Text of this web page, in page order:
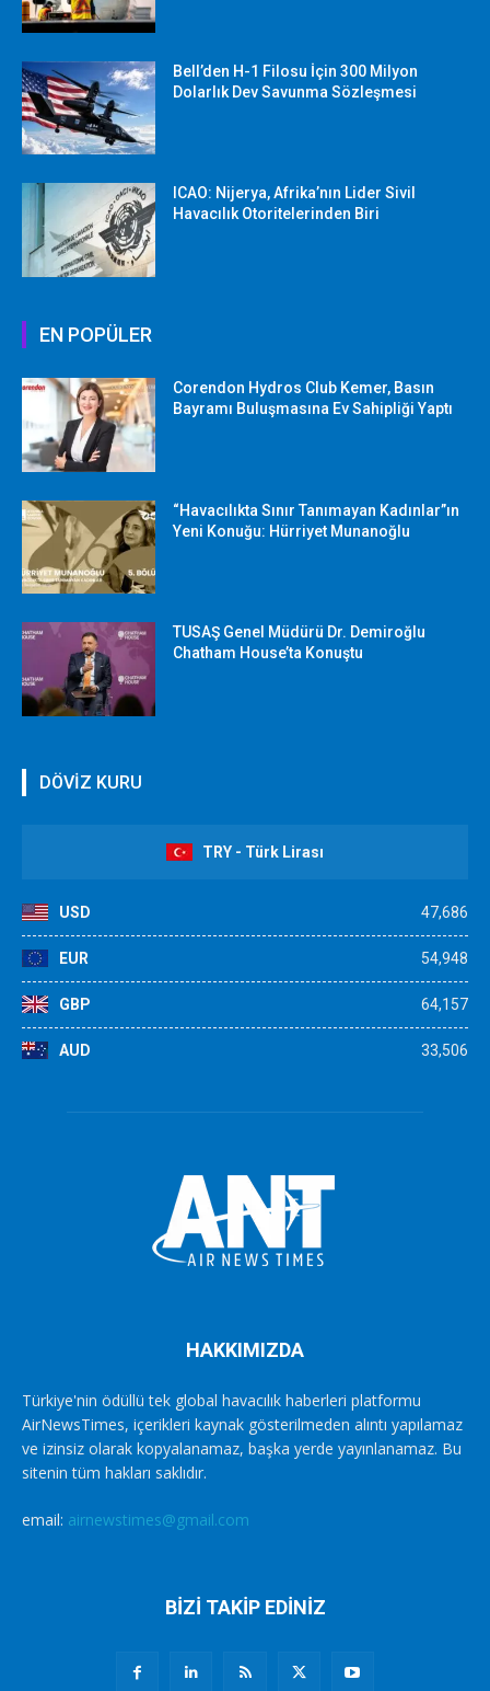
Bell’den H-1 Filosu İçin 300 Milyon
Dolarlık Dev Savunma Sözleşmesi
ICAO: Nijerya, Afrika’nın Lider Sivil
Havacılık Otoritelerinden Biri
EN POPÜLER
Corendon Hydros Club Kemer, Basın
Bayramı Buluşmasına Ev Sahipliği Yaptı
“Havacılıkta Sınır Tanımayan Kadınlar”ın
Yeni Konuğu: Hürriyet Munanoğlu
TUSAŞ Genel Müdürü Dr. Demiroğlu
Chatham House’ta Konuştu
DÖVİZ KURU
TRY - Türk Lirası
USD 47,686
EUR 54,948
GBP 64,157
AUD 33,506
HAKKIMIZDA
Türkiye'nin ödüllü tek global havacılık haberleri platformu
AirNewsTimes, içerikleri kaynak gösterilmeden alıntı yapılamaz
ve izinsiz olarak kopyalanamaz, başka yerde yayınlanamaz. Bu
sitenin tüm hakları saklıdır.
email: airnewstimes@gmail.com
BİZİ TAKİP EDİNİZ